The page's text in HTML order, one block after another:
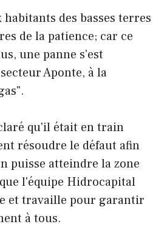
des basses terres
de la patience; car ce
une panne s'est
Aponte, à la
qu'il était en train
résoudre le défaut afin
puisse atteindre la zone
l'équipe Hidrocapital
et travaille pour garantir
à tous.